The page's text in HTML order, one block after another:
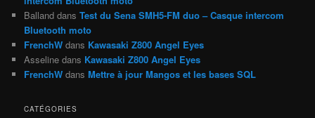
Balland dansTest du Sena SMH5-FM duo – Casque intercom
Bluetooth moto
FrenchW dans Kawasaki Z800 Angel Eyes
Asseline dans Kawasaki Z800 Angel Eyes
FrenchW dansMettre à jour Mangos et les bases SQL
CATÉGORIES